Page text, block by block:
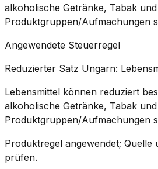
alkoholische Getränke, Tabak
Produktgruppen/Aufmachungen
Angewendete Steuerregel
Reduzierter Satz Ungarn:
Lebensmittel können reduziert
alkoholische Getränke, Tabak
Produktgruppen/Aufmachungen
Produktregel angewendet; Quelle
prüfen.